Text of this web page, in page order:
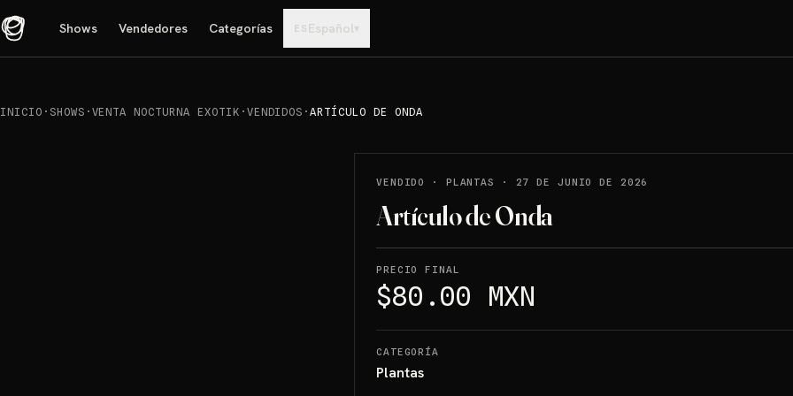
Shows Vendedores Categorías ES Español▾
INICIO · SHOWS · VENTA NOCTURNA EXOTIK · VENDIDOS ·ARTÍCULO DE ONDA
VENDIDO · PLANTAS · 27 DE JUNIO DE 2026
Artículo de Onda
PRECIO FINAL
$80.00 MXN
CATEGORÍA
Plantas